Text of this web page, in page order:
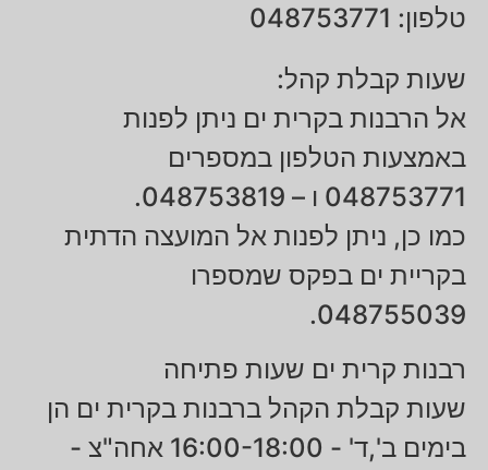
טלפון: 048753771
שעות קבלת קהל:
אל הרבנות בקרית ים ניתן לפנות
באמצעות הטלפון במספרים
048753771 ו – 048753819.
כמו כן, ניתן לפנות אל המועצה הדתית
בקריית ים בפקס שמספרו
048755039.
רבנות קרית ים שעות פתיחה
שעות קבלת הקהל ברבנות בקרית ים הן
בימים ב',ד' - 16:00-18:00 אחה"צ -